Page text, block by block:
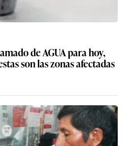
de AGUA para hoy,
son las zonas afectadas